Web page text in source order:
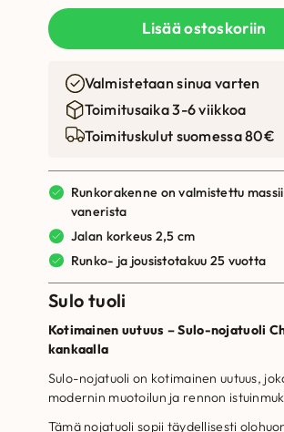
Lisää ostoskoriin
Valmistetaan sinua varten
Toimitusaika 3-6 viikkoa
Toimituskulut suomessa 80€
Runkorakenne on valmistettu
vanerista
Jalan korkeus 2,5 cm
Runko- ja jousistotakuu 25 vuotta
Sulo tuoli
Kotimainen uutuus – Sulo-nojatuoli
kankaalla
Sulo-nojatuoli on kotimainen uutuus,
modernin muotoilun ja rennon
Tämä nojatuoli sopii täydellisesti